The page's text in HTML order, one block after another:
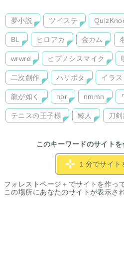
夢小説 ツイステ
BL ヒロアカ 金カム
wrwrd ヒプノシスマイク
二次創作 ハリポタ イラス
龍が如く npr nmmn
テニスの王子様 鯨人 刀
このキーワードのサイト
１分でサイト
フォレストページ＋でサイトを作っ
この場所にあなたのサイトが表示さ